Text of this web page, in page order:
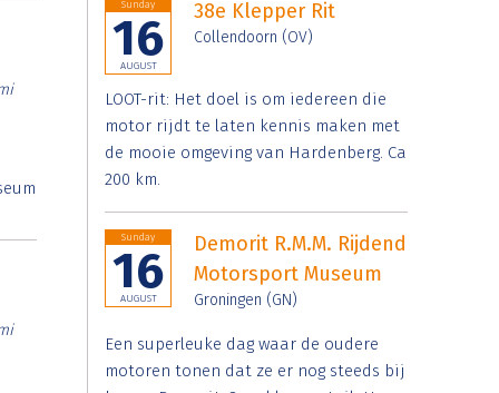
Sunday
16
AUGUST
38e Klepper Rit
Collendoorn (OV)
LOOT-rit: Het doel is om iedereen die
motor rijdt te laten kennis maken met
de mooie omgeving van Hardenberg. Ca
200 km.
Sunday
16
AUGUST
Demorit R.M.M. Rijdend
Motorsport Museum
Groningen (GN)
Een superleuke dag waar de oudere
motoren tonen dat ze er nog steeds bij